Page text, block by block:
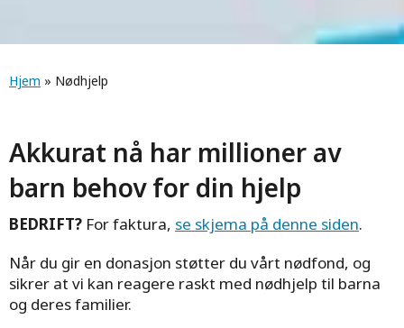
Navigasjonssti
Hjem » Nødhjelp
Akkurat nå har millioner av
barn behov for din hjelp
BEDRIFT? For faktura, se skjema på denne siden.
Når du gir en donasjon støtter du vårt nødfond, og
sikrer at vi kan reagere raskt med nødhjelp til barna
og deres familier.